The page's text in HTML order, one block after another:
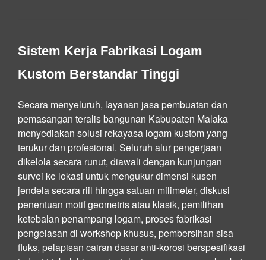
Sistem Kerja Fabrikasi Logam
Kustom Berstandar Tinggi
Secara menyeluruh, layanan jasa pembuatan dan
pemasangan teralis bangunan Kabupaten Malaka
menyediakan solusi rekayasa logam kustom yang
terukur dan profesional. Seluruh alur pengerjaan
dikelola secara runut, diawali dengan kunjungan
survei ke lokasi untuk mengukur dimensi kusen
jendela secara riil hingga satuan milimeter, diskusi
penentuan motif geometris atau klasik, pemilihan
ketebalan penampang logam, proses fabrikasi
pengelasan di workshop khusus, pembersihan sisa
fluks, pelapisan cairan dasar anti-korosi berspesifikasi